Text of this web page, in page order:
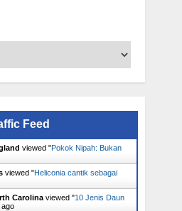
Feed
viewed "Pokok Nipah: Bukan
viewed "Heliconia cantik sebagai
Carolinaviewed "10 Jenis Daun